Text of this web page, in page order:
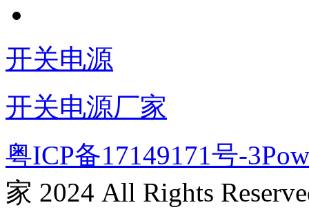
开关电源
开关电源厂家
粤ICP备17149171号-3
家 2024 All Rights